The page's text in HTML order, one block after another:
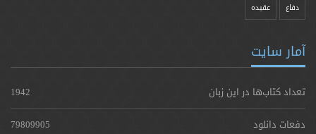
دفاع عقیده
آمار سایت
تعداد کتاب‌ها در این زبان
1942
دفعات دانلود
79809905